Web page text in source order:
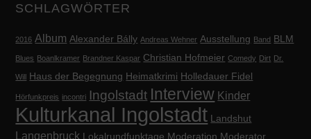
SCHLAGWÖRTER
2016 Album Alexander Bálly Andreas Wehner Ausstellung Band BLM
Blues Boanlkramer Brandner Kaspar Christian Hofmeier Comedy Dirt Dr.
Will Haus der Begegnung Heimatkrimi Holledauer Fidel
Hörfunkpreis incontri Ingolstadt Interview Kinder
Kulturkanal Ingolstadt Landshut
Langenbruck Lokalrundfunktage Moderation Moderator